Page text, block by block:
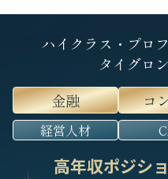
ハイクラス・プロ
タイグロ
金融
コ
経営人材
高年収ポジシ